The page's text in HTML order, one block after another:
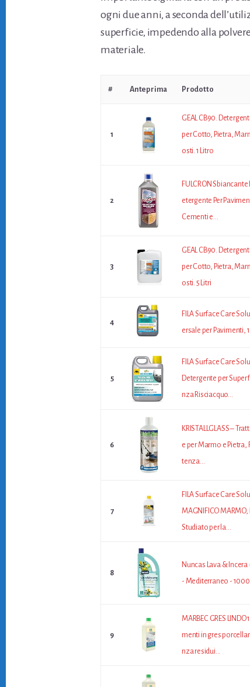
ogni due anni, a seconda
superficie, impedendo alla
materiale.
# Anteprima Prodotto
1
GEAL CB90.
per Cotto, Pietra,
osti. 1 Litro
2
FULCRON
etergente Per
Cementi e...
3
GEAL CB90.
per Cotto, Pietra,
osti. 5 Litri
4
FILA Surface Care
ersale per Pavimenti,
5
FILA Surface Care
Detergente per
nza Risciacquo...
6
KRISTALLGLASS –
e per Marmo e Pietra,
tenza...
7
‎FILA Surface Care
MAGNIFICO
Studiato per la...
8
Nuncas Lava &
- Mediterraneo -
9
MARBEC GRES
menti in gres
nza residui...